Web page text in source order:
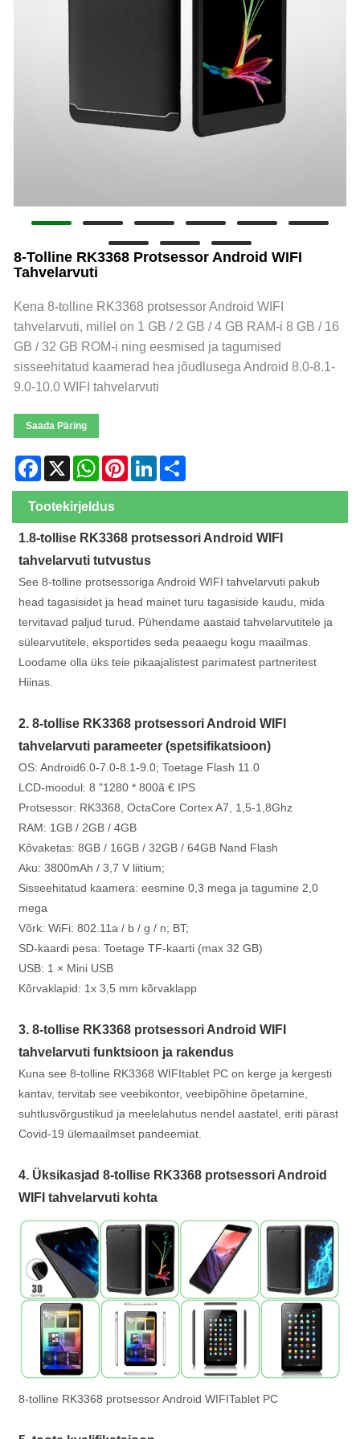
8-Tolline RK3368 Protsessor Android WIFI
Tahvelarvuti
Kena 8-tolline RK3368 protsessor Android WIFI
tahvelarvuti, millel on 1 GB / 2 GB / 4 GB RAM-i 8 GB / 16
GB / 32 GB ROM-i ning eesmised ja tagumised
sisseehitatud kaamerad hea jõudlusega Android 8.0-8.1-
9.0-10.0 WIFI tahvelarvuti
Saada Päring
Facebook
X WhatsApp
PinterestLinkedIn
Tootekirjeldus
1.8-tollise RK3368 protsessori Android WIFI
tahvelarvuti tutvustus
See 8-tolline protsessoriga Android WIFI tahvelarvuti pakub
head tagasisidet ja head mainet turu tagasiside kaudu, mida
tervitavad paljud turud. Pühendame aastaid tahvelarvutitele ja
sülearvutitele, eksportides seda peaaegu kogu maailmas.
Loodame olla üks teie pikaajalistest parimatest partneritest
Hiinas.
2. 8-tollise RK3368 protsessori Android WIFI
tahvelarvuti parameeter (spetsifikatsioon)
OS: Android6.0-7.0-8.1-9.0; Toetage Flash 11.0
LCD-moodul: 8 "1280 * 800ã € IPS
Protsessor: RK3368, OctaCore Cortex A7, 1,5-1,8Ghz
RAM: 1GB / 2GB / 4GB
Kõvaketas: 8GB / 16GB / 32GB / 64GB Nand Flash
Aku: 3800mAh / 3,7 V liitium;
Sisseehitatud kaamera: eesmine 0,3 mega ja tagumine 2,0
mega
Võrk: WiFi: 802.11a / b / g / n; BT;
SD-kaardi pesa: Toetage TF-kaarti (max 32 GB)
USB: 1 × Mini USB
Kõrvaklapid: 1x 3,5 mm kõrvaklapp
3. 8-tollise RK3368 protsessori Android WIFI
tahvelarvuti funktsioon ja rakendus
Kuna see 8-tolline RK3368 WIFItablet PC on kerge ja kergesti
kantav, tervitab see veebikontor, veebipõhine õpetamine,
suhtlusvõrgustikud ja meelelahutus nendel aastatel, eriti pärast
Covid-19 ülemaailmset pandeemiat.
4. Üksikasjad 8-tollise RK3368 protsessori Android
WIFI tahvelarvuti kohta
8-tolline RK3368 protsessor Android WIFITablet PC